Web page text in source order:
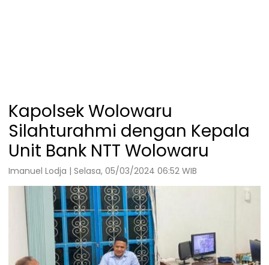
Kapolsek Wolowaru
Silahturahmi dengan Kepala
Unit Bank NTT Wolowaru
Imanuel Lodja | Selasa, 05/03/2024 06:52 WIB